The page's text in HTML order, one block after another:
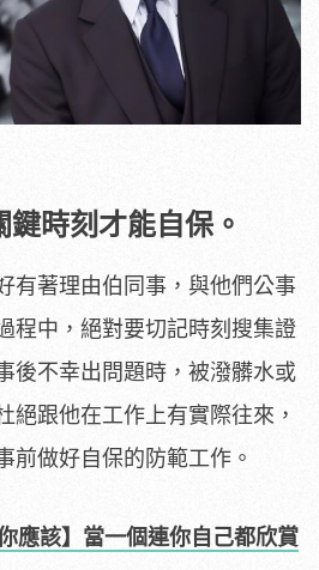
時刻才能自保。
有著理由伯同事，與他們公事
程中，絕對要切記時刻搜集證
後不幸出問題時，被潑髒水或
絕跟他在工作上有實際往來，
前做好自保的防範工作。
你應該】當一個連你自己都欣賞